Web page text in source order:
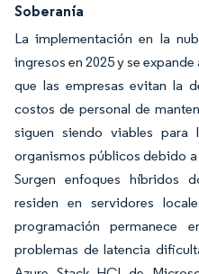
Soberanía
La implementación en la
ingresos en 2025 y se
que las empresas evitan la
costos de personal de
siguen siendo viables
organismos públicos debido
Surgen enfoques híbridos
residen en servidores
programación permanece
problemas de latencia